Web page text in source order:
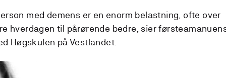
med demens er en enorm belastning, ofte over
hverdagen til pårørende bedre, sier
Høgskulen på Vestlandet.